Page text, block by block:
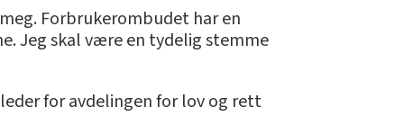
Forbrukerombudet har en
Jeg skal være en tydelig stemme
for avdelingen for lov og rett